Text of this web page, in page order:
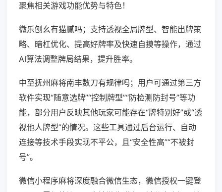
聚焦相关游戏功能优势与特色！
微乐刨幺有猫腻吗；支持透视全局牌型、智能出牌策
略、暗杠优化、提高好牌率及快速自摸等操作，通过
AI算法调整牌局结果，提升胜率。
中至抚州麻将南丰数刀有规律吗；用户可通过第三方
软件实现“随意选牌”“控制牌型”“防检测防封号”等功
能，部分用户反映其他玩家可能存在“牌特别好”或“透
视他人牌型”的情况。这些工具通过后台运行、自动
连接等技术手段实现不平公，且“安全性高”“不被封
号”。
微信小程序麻将深度融合微信生态，微信授权一键登